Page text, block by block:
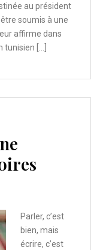
au président
soumis à une
affirme dans
tunisien […]
Parler, c’est
bien, mais
écrire, c’est